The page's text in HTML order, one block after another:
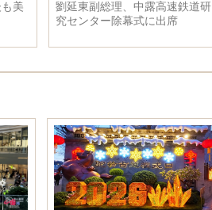
美
劉延東副総理、中露高速鉄道研
究センター除幕式に出席